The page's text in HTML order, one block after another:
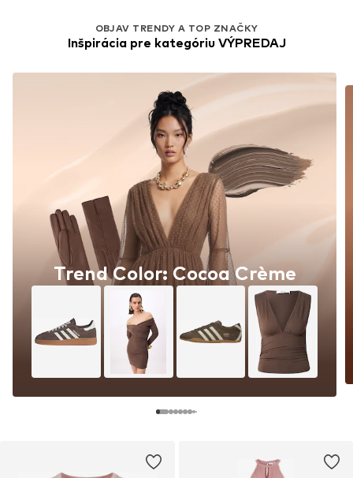
OBJAV TRENDY A TOP ZNAČKY
Inšpirácia pre kategóriu VÝPREDAJ
Trend Color: Cocoa Crème